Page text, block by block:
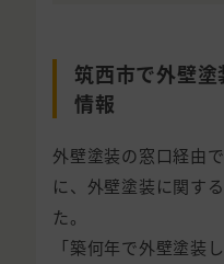
筑西市で外壁
情報
外壁塗装の窓口経由
に、外壁塗装に関す
た。
「築何年で外壁塗装